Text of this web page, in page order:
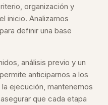
organización y
inicio. Analizamos
definir una base
análisis previo y un
anticiparnos a los
ejecución, mantenemos
que cada etapa